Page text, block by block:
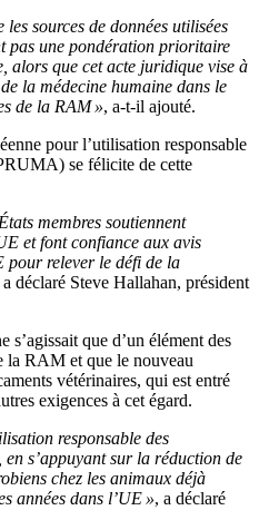
sources de données utilisées
pas une pondération prioritaire
alors que cet acte juridique vise à
la médecine humaine dans le
de la RAM », a-t-il ajouté.
pour l’utilisation responsable
se félicite de cette
membres soutiennent
et font confiance aux avis
pour relever le défi de la
a déclaré Steve Hallahan, président
s’agissait que d’un élément des
la RAM et que le nouveau
vétérinaires, qui est entré
exigences à cet égard.
responsable des
s’appuyant sur la réduction de
chez les animaux déjà
années dans l’UE », a déclaré